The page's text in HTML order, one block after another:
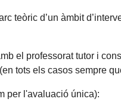
teòric d’un àmbit
el professorat tutor i
tots els casos sempre
per l'avaluació única):